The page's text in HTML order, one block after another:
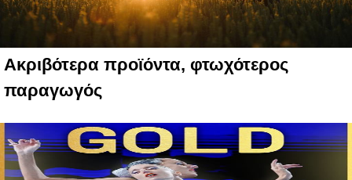
Ακριβότερα προϊόντα, φτωχότερος
παραγωγός